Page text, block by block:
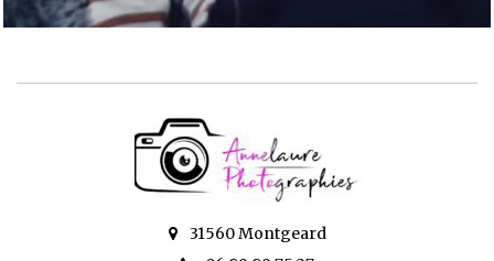
31560 Montgeard